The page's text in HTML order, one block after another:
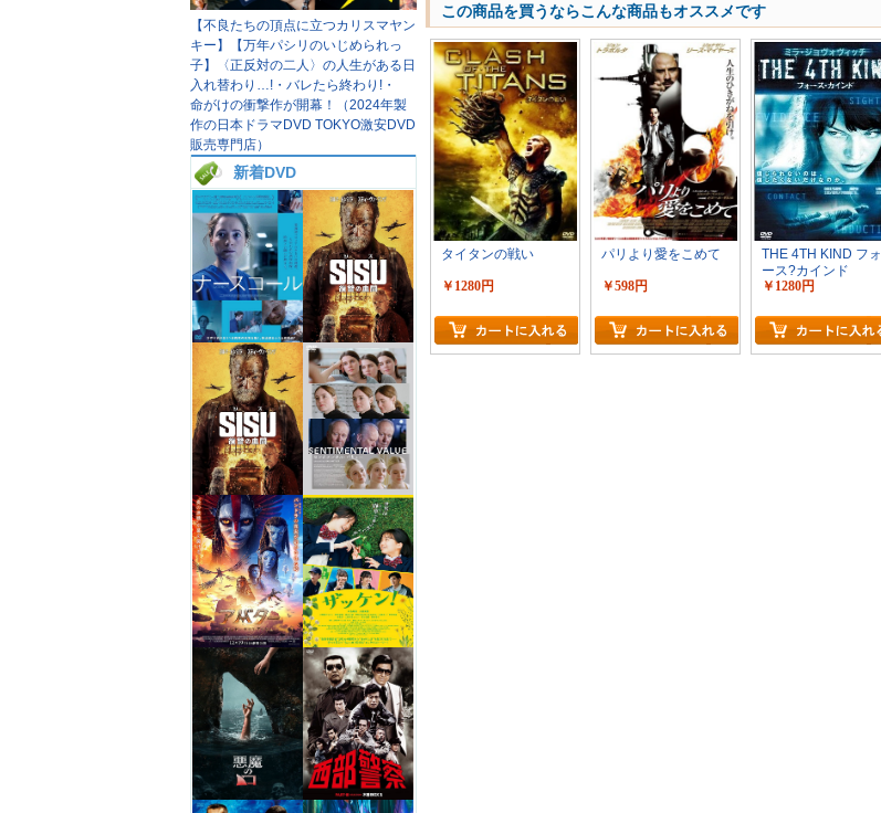
【不良たちの頂点に立つカリスマヤン
キー】【万年パシリのいじめられっ
子】〈正反対の二人〉の人生がある日
入れ替わり…!・バレたら終わり!・
命がけの衝撃作が開幕！（2024年製
作の日本ドラマDVD TOKYO激安DVD
販売専門店）
新着DVD
この商品を買うならこんな商品もオススメです
タイタンの戦い
￥1280円
パリより愛をこめて
￥598円
THE 4TH KIND フォ
ース?カインド
￥1280円